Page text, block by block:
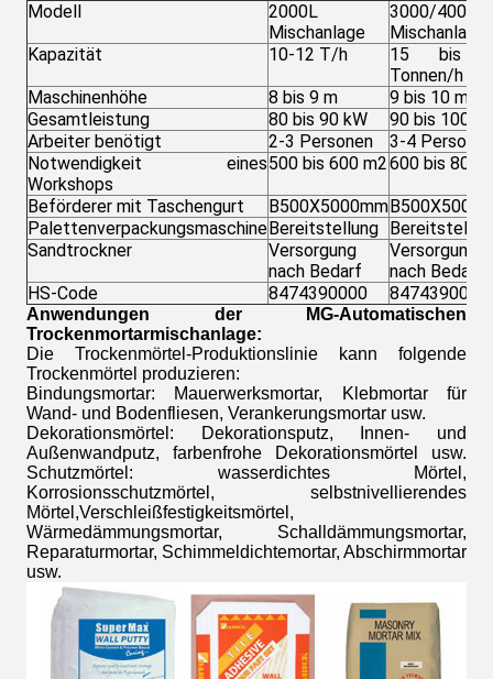
Modell
2000L
Mischanlage
3000/4000L
Mischanlage
Kapazität
10-12 T/h
15 bis
Tonnen/h
Maschinenhöhe
8 bis 9 m
9 bis 10 m
Gesamtleistung
80 bis 90 kW
90 bis 100
Arbeiter benötigt
2-3 Personen
3-4 Personen
Notwendigkeit eines
Workshops
500 bis 600 m2600 bis 800
Beförderer mit Taschengurt B500X5000mm
Palettenverpackungsmaschine Bereitstellung
Sandtrockner
Versorgung
nach Bedarf
Versorgung
nach Bedarf
HS-Code
8474390000 8474390000
Anwendungen der MG-Automatischen
Trockenmortarmischanlage:
Die Trockenmörtel-Produktionslinie kann folgende
Trockenmörtel produzieren:
Bindungsmortar: Mauerwerksmortar, Klebmortar für
Wand- und Bodenfliesen, Verankerungsmortar usw.
Dekorationsmörtel: Dekorationsputz, Innen- und
Außenwandputz, farbenfrohe Dekorationsmörtel usw.
Schutzmörtel: wasserdichtes Mörtel,
Korrosionsschutzmörtel, selbstnivellierendes
Mörtel,Verschleißfestigkeitsmörtel,
Wärmedämmungsmortar, Schalldämmungsmortar,
Reparaturmortar, Schimmeldichtemortar, Abschirmmortar
usw.